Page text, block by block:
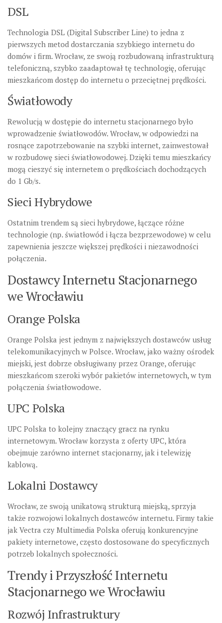
DSL
Technologia DSL (Digital Subscriber Line) to jedna z
pierwszych metod dostarczania szybkiego internetu do
domów i firm. Wrocław, ze swoją rozbudowaną infrastrukturą
telefoniczną, szybko zaadaptował tę technologię, oferując
mieszkańcom dostęp do internetu o przeciętnej prędkości.
Światłowody
Rewolucją w dostępie do internetu stacjonarnego było
wprowadzenie światłowodów. Wrocław, w odpowiedzi na
rosnące zapotrzebowanie na szybki internet, zainwestował
w rozbudowę sieci światłowodowej. Dzięki temu mieszkańcy
mogą cieszyć się internetem o prędkościach dochodzących
do 1 Gb/s.
Sieci Hybrydowe
Ostatnim trendem są sieci hybrydowe, łączące różne
technologie (np. światłowód i łącza bezprzewodowe) w celu
zapewnienia jeszcze większej prędkości i niezawodności
połączenia.
Dostawcy Internetu Stacjonarnego
we Wrocławiu
Orange Polska
Orange Polska jest jednym z największych dostawców usług
telekomunikacyjnych w Polsce. Wrocław, jako ważny ośrodek
miejski, jest dobrze obsługiwany przez Orange, oferując
mieszkańcom szeroki wybór pakietów internetowych, w tym
połączenia światłowodowe.
UPC Polska
UPC Polska to kolejny znaczący gracz na rynku
internetowym. Wrocław korzysta z oferty UPC, która
obejmuje zarówno internet stacjonarny, jak i telewizję
kablową.
Lokalni Dostawcy
Wrocław, ze swoją unikatową strukturą miejską, sprzyja
także rozwojowi lokalnych dostawców internetu. Firmy takie
jak Vectra czy Multimedia Polska oferują konkurencyjne
pakiety internetowe, często dostosowane do specyficznych
potrzeb lokalnych społeczności.
Trendy i Przyszłość Internetu
Stacjonarnego we Wrocławiu
Rozwój Infrastruktury